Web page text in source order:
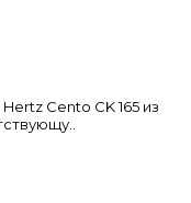
Cento CK 165 из